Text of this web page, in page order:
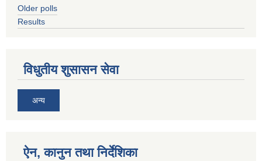
Older polls
Results
विधुतीय शुसासन सेवा
अन्य
ऐन, कानुन तथा निर्देशिका